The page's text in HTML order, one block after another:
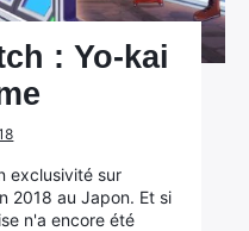
: Yo-kai
exclusivité sur
2018 au Japon. Et si
n'a encore été